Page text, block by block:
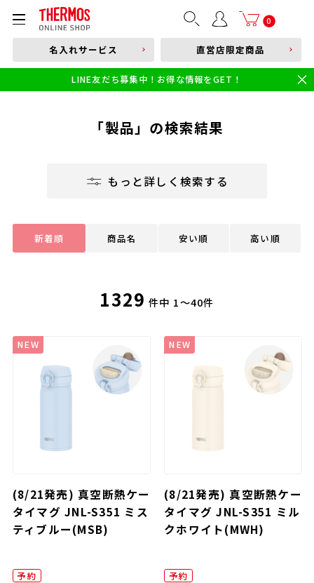
0
部品購入はこちら
本体品番やキーワードを入力
食洗機対応 新製品
幼児・園児向け水筒
名入れサービス 直営店限定商品
LINE友だち募集中！お得な情報をGET！
「製品」の検索結果
もっと詳しく検索する
新着順 商品名 安い順 高い順
1329 件中 1～40件
NEW
(8/21発売) 真空断熱ケー
タイマグ JNL-S351 ミス
ティブルー(MSB)
予約
NEW
(8/21発売) 真空断熱ケー
タイマグ JNL-S351 ミル
クホワイト(MWH)
予約